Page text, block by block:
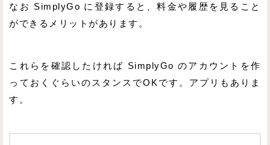
なお SimplyGo に登録すると、料金や履歴を見ること
ができるメリットがあります。
これらを確認したければ SimplyGo のアカウントを作
っておくぐらいのスタンスでOKです。アプリもありま
す。